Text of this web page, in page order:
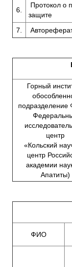
6.
Протокол о
защите
7.
Горный
центр
«Кольский
центр
академии
Апатиты)
ФИО